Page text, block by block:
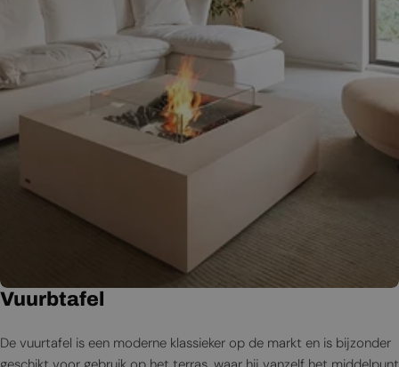
Vuurbtafel
De vuurtafel is een moderne klassieker op de markt en is bijzonder